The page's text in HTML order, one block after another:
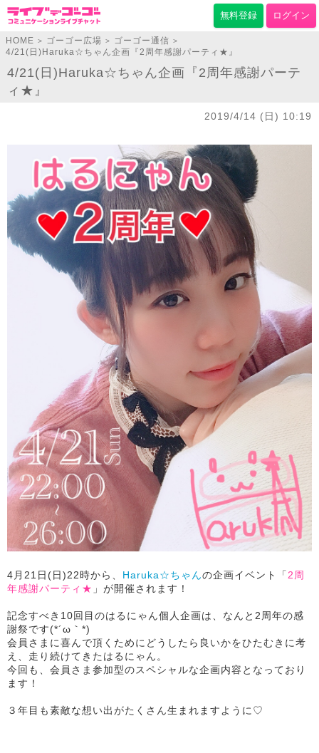
無料登録 ログイン
HOME > ゴーゴー広場 > ゴーゴー通信 >
4/21(日)Haruka☆ちゃん企画『2周年感謝パーティ★』
4/21(日)Haruka☆ちゃん企画『2周年感謝パーテ
ィ★』
2019/4/14 (日) 10:19
4月21日(日)22時から、 Haruka☆ちゃんの企画イベント「 2周
年感謝パーティ★ 」が開催されます！
記念すべき10回目のはるにゃん個人企画は、なんと2周年の感
謝祭です(*´ω｀*)
会員さまに喜んで頂くためにどうしたら良いかをひたむきに考
え、走り続けてきたはるにゃん。
今回も、会員さま参加型のスペシャルな企画内容となっており
ます！
３年目も素敵な想い出がたくさん生まれますように♡